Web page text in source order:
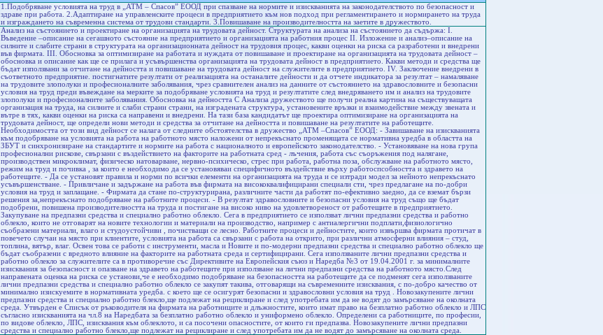
1.Подобряване условията на труд в „АТМ – Спасов” ЕООД при спазване на нормите и изискванията на законодателството по безопасност и
здраве при работа. 2.Адаптиране на управленските процеси в предприятието към нов подход при регламентирането и нормирането на труда
и изграждането на съвременна система от трудови стандарти. 3.Повишаване на производителността на заетите в дружеството.
Анализ на състоянието и проектиране на организацията на трудовата дейност. Структурата на анализа на състоянието да съдържа: I.
Въведение –описание на сегашното състояние на предприятието и организацията на работния процес II. Изложение и анализ–описание на
силните и слабите страни в структурата на организационната дейност на трудовия процес, какви оценки на риска са разработени и внедрени
във фирмата. III. Обосновка за оптимизиране на работата и нуждата от повишаване и проектиране на организацията на трудовата дейност –
обосновка и описание как ще се прилага и усъвършенства организацията на трудовата дейност в предприятието. Какви методи и средства ще
бъдат използвани за отчитане на дейността и повишаване на трудовата дейност на служителите в предприятието. IV. Заключение внедрени в
съответното предприятие. постигнатите резултати от реализацията на останалите дейности и да отчете индикатора за резултат – намаляване
на трудовите злополуки и професионалните заболявания, чрез сравнителен анализ на данните от състоянието на здравословните и безопасни
условия на труд преди въвеждане на мерките за подобряване условията на труд и резултатите след внедряването им и анализ на трудовите
злополуки и професионалните заболявания. Обосновка на дейността С Анализа дружеството ще получи реална картина на съществуващата
организация на труда, на силните и слаби страни страни, на изградената структура, установените връзки и взаимодействие между звената и
вътре в тях, какви оценки на риска са направени и внедрени. На тази база кандидатът ще проектира оптимизиране на организацията на
трудовата дейност, ще определи нови методи и средства за отчитане на дейността и повишаване на резултатите на работещите.
Необходимостта от този вид дейност се налага от следните обстоятелства в дружество „АТМ –Спасов” ЕООД: - Завишаване на изискванията
към подобряване на условията на работа на работното място наложени от непрекъснато променящата се нормативна уредба в областта на
ЗБУТ и синхронизиране на стандартите и нормите на работа с националното и европейското законодателство. - Установяване на нова група
професионални рискове, свързани с въздействието на факторите на работната сред - лъчения, работа със съоръжения под налягане,
производствен микроклимат, физическо натоварване, нервно-психическо, стрес при работа, работна поза, обслужване на работното място,
режим на труд и почивка , за които е необходимо да се установяваи специфичното въздействие върху работоспсобността и здравето на
работещите. - Да се установят правила и норми по всички елементи на организацията на труда и се изтради модел за нейното непрекъснато
усъвършенстване. - Привличане и задържане на работа във фирмата на висококвалифицирани специали сти, чрез предлагане на по-добри
условия на труд и заплащане. - Фирмата да стане по-структурирана, различните части да работят по-ефективно заедно, да се вземат бързи
решения за,непрекъснато подобряване на работните процеси. - В резултат здравословните и безопасни условия на труд също ще бъдат
подобрени, повишена производителността на труда и постигане на високо ниво на удовлетвореност от работещите в предприятието.
Закупуване на предпазни средства и специално работно облекло. Сега в предприятието се използват лични предпазни средства и работно
облекло, които не отговарят на новите технологии и материали на производство, например с антиалергични подплати,физиологично
съобразени материали, влаго и студоустойчиви , почистващи се лесно. Работните процеси и дейностите, които извършва фирмата протичат в
повечето случаи на място при клиентите, условията на работа са свързани с работа на открито, при различни атмосферни влияния – студ,
топлина, вятър, влаг. Освен това се работи с инструменти, масла и Новите и по-модерни предпазни средства и специално работно облекло ще
бъдат съобразени с вредното влияние на факторите на работната среда и сертифицирани. Сега използваните лични предпазни средства и
работно облекло за служителите са в противоречие със Директивите на Европейския съюз и Наредба №3 от 19.04.2001 г. за минималните
изисквания за безопасност и опазване на здравето на работещите при използване на лични предпазни средства на работното място.След
направената оценка на риска се установи,че е необходимо подобряване на безопасността на работещите да се подменят сега използваните
лични предпазни средства и специално работно облекло се закупят такива, отговарящи на съвременните изисквания, с по-добро качество от
минимално изискуемите в нормативната уредба. с което ще се осигурят безопасни и здравословни условия на труд . Новозакупените лични
предпазни средства и специално работно блекло,ще подлежат на рециклиране и след употребата им да не водят до замърсяване на околната
среда. Утвърден е Списък от ръководителя на фирмата на работниците и длъжностите, които имат право на безплатно работно облекло и ЛПС
съгласно изискванията на чл.8 на Наредбата за безплатно работно облекло и униформено облекло. Определени са работниците, по професии,
по видове облекло, ЛПС, изисквания към облеклото, и са посочени опасностите, от които ги предпазва. Новозакупените лични предпазни
средства и специално работно блекло,ще подлежат на рециклиране и след употребата им да не водят до замърсяване на околната среда.